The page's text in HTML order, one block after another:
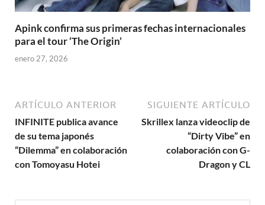
Apink confirma sus primeras fechas internacionales
para el tour ‘The Origin’
enero 27, 2026
ARTÍCULO ANTERIOR
INFINITE publica avance
de su tema japonés
“Dilemma” en colaboración
con Tomoyasu Hotei
SIGUIENTE ARTÍCULO
Skrillex lanza videoclip de
“Dirty Vibe” en
colaboración con G-
Dragon y CL